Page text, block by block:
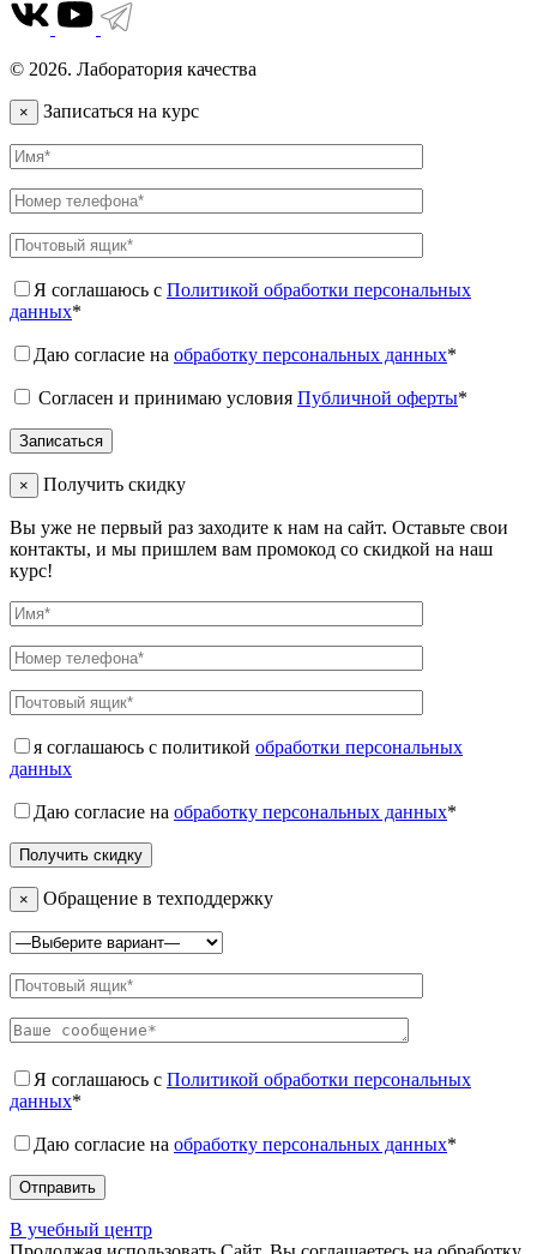
© 2026. Лаборатория качества
× Записаться на курс
Я соглашаюсь с Политикой обработки персональных
данных*
Даю согласие на обработку персональных данных*
Согласен и принимаю условия Публичной оферты*
× Получить скидку
Вы уже не первый раз заходите к нам на сайт. Оставьте свои
контакты, и мы пришлем вам промокод со скидкой на наш
курс!
я соглашаюсь с политикой обработки персональных
данных
Даю согласие на обработку персональных данных*
× Обращение в техподдержку
Я соглашаюсь с Политикой обработки персональных
данных*
Даю согласие на обработку персональных данных*
В учебный центр